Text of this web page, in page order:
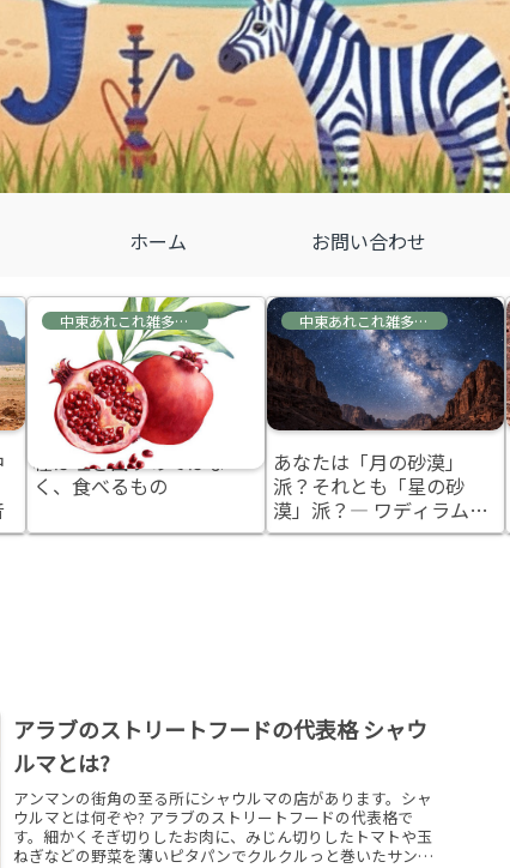
ホーム お問い合わせ
中東あれこれ雑多な情報
種は吐き出すのではな
く、食べるもの
中東あれこれ雑多な情報
あなたは「月の砂漠」
派？それとも「星の砂
漠」派？― ワディラム観
光を計画する前に知って
アラブのストリートフードの代表格 シャウ
ルマとは?
アンマンの街角の至る所にシャウルマの店があります。シャ
ウルマとは何ぞや? アラブのストリートフードの代表格で
す。細かくそぎ切りしたお肉に、みじん切りしたトマトや玉
ねぎなどの野菜を薄いピタパンでクルクルっと巻いたサンド